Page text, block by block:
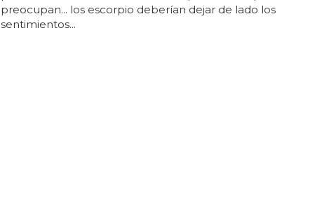
preocupan... los escorpio deberían dejar de lado los
sentimientos...